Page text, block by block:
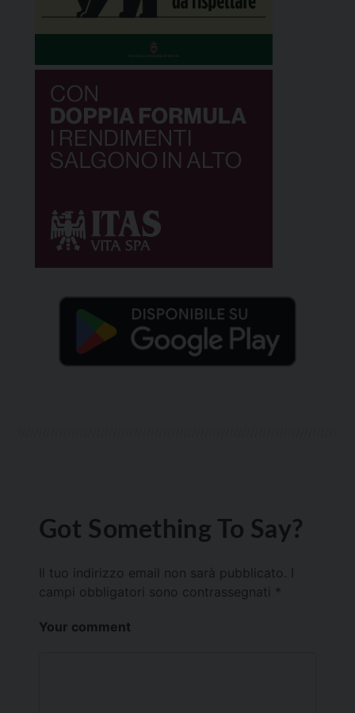
Got Something To Say?
Il tuo indirizzo email non sarà pubblicato.
campi obbligatori sono contrassegnati *
Your comment